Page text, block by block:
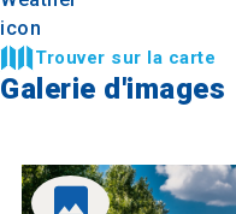
Trouver sur la carte
Galerie d'images